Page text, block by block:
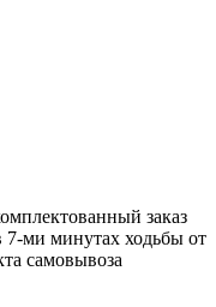
заказ
7-ми минутах ходьбы от
самовывоза